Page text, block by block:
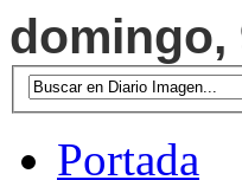
domingo,
Portada